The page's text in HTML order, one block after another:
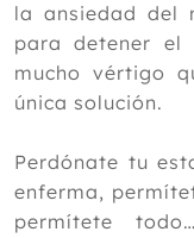
la ansiedad del
para detener el
mucho vértigo
única solución.
Perdónate tu
enferma,
permítete